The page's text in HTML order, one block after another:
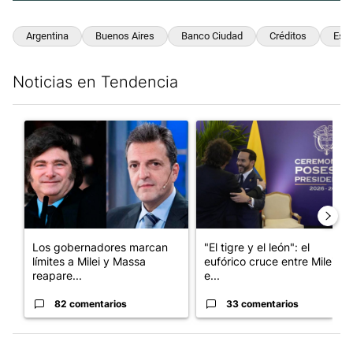
Argentina Buenos Aires Banco Ciudad Créditos
Noticias en Tendencia
Un artículo de tendencia con el título "Los gobernadores
Los gobernadores marcan
límites a Milei y Massa
reapare...
82 comentarios
Un artículo de tendencia con
"El tigre y el león": el
eufórico cruce entre Milei y
e...
33 comentarios